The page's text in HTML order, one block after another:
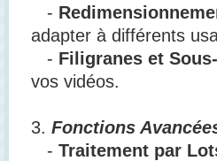
-
adapter à différents
- Filigranes et
vos vidéos.
3. Fonctions
- Traitement par